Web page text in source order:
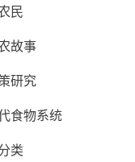
民
故事
研究
食物系统
类